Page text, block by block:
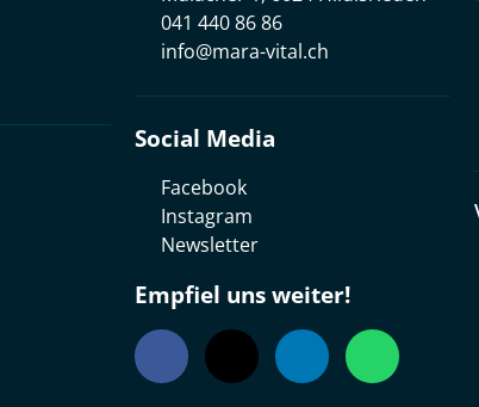
041 440 86 86
info@mara-vital.ch
Social Media
Facebook
Instagram
Newsletter
Empfiel uns weiter!